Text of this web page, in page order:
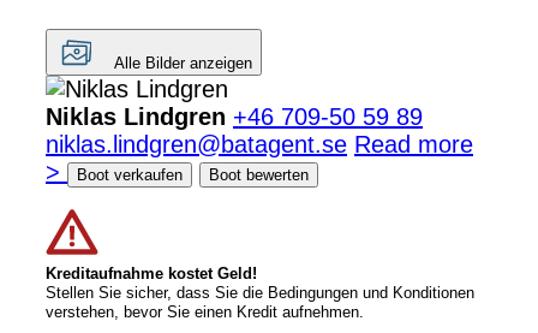
Alle Bilder anzeigen
Niklas Lindgren +46 709-50 59 89
niklas.lindgren@batagent.se Read more
>
Boot verkaufen Boot bewerten
Kreditaufnahme kostet Geld!
Stellen Sie sicher, dass Sie die Bedingungen und Konditionen
verstehen, bevor Sie einen Kredit aufnehmen.